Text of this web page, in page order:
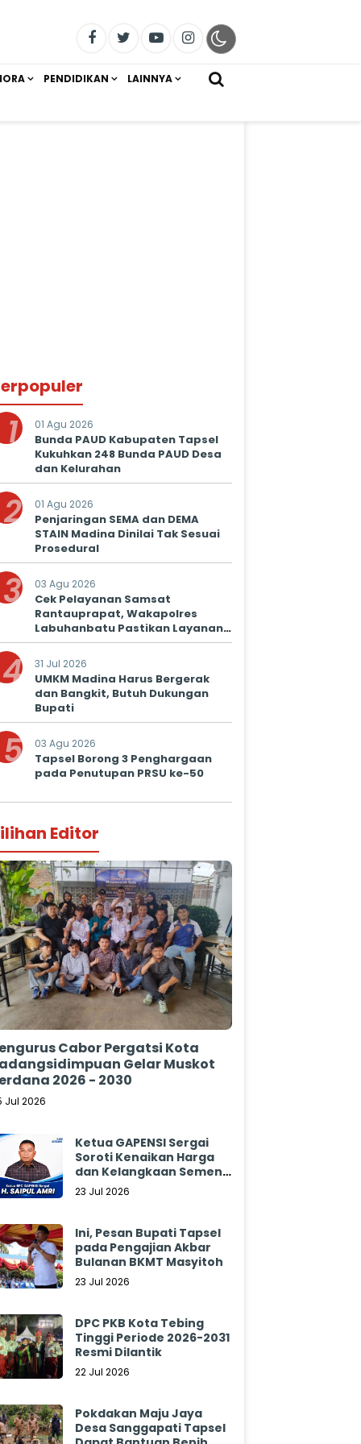
PENDIDIKAN LAINNYA
1 01 Agu 2026
Bunda PAUD Kabupaten Tapsel
Kukuhkan 248 Bunda PAUD Desa
dan Kelurahan
2 01 Agu 2026
Penjaringan SEMA dan DEMA
STAIN Madina Dinilai Tak Sesuai
Prosedural
3 03 Agu 2026
Cek Pelayanan Samsat
Rantauprapat, Wakapolres
Labuhanbatu Pastikan Layanan
Prima untuk Masyarakat
4 31 Jul 2026
UMKM Madina Harus Bergerak
dan Bangkit, Butuh Dukungan
Bupati
5 03 Agu 2026
Tapsel Borong 3 Penghargaan
pada Penutupan PRSU ke-50
Editor
Cabor Pergatsi Kota
Gelar Muskot
2026 - 2030
Jul 2026
Ketua GAPENSI Sergai
Soroti Kenaikan Harga
dan Kelangkaan Semen,
Minta Pemerintah
23 Jul 2026
Ini, Pesan Bupati Tapsel
pada Pengajian Akbar
Bulanan BKMT Masyitoh
23 Jul 2026
DPC PKB Kota Tebing
Tinggi Periode 2026-2031
Resmi Dilantik
22 Jul 2026
Pokdakan Maju Jaya
Desa Sanggapati Tapsel